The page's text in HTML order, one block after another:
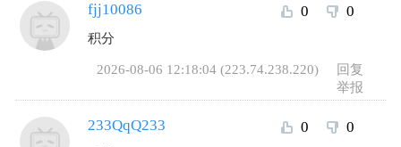
fjj10086 0 0
积分
2026-08-06 12:18:04 (223.74.238.220)
回复
举报
233QqQ233 0 0